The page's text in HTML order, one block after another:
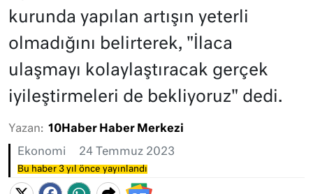
kurunda yapılan artışın yeterli
olmadığını belirterek, "İlaca
ulaşmayı kolaylaştıracak gerçek
iyileştirmeleri de bekliyoruz" dedi.
Yazan: 10Haber Haber Merkezi
Ekonomi 24 Temmuz 2023
Bu haber 3 yıl önce yayınlandı